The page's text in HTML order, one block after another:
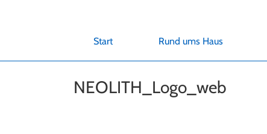
Start Rund ums Haus
NEOLITH_Logo_web